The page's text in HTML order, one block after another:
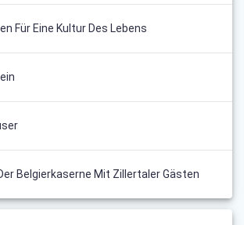
Für Eine Kultur Des Lebens
Belgierkaserne Mit Zillertaler Gästen